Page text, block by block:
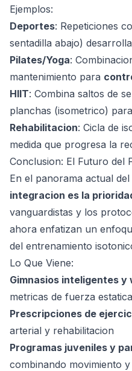
Ejemplos:
Deportes: Repeticiones
sentadilla abajo)
Pilates/Yoga:
mantenimiento para
HIIT: Combina saltos de
planchas (isometrico)
Rehabilitacion: Cicla de
medida que progresa la
Conclusion: El Futuro del
En el panorama actual
integracion es la
vanguardistas y los
ahora enfatizan un
del entrenamiento
Lo Que Viene:
Gimnasios inteligentes y
metricas de fuerza estatica
Prescripciones de
arterial y rehabilitacion
Programas juveniles y
combinando movimiento y